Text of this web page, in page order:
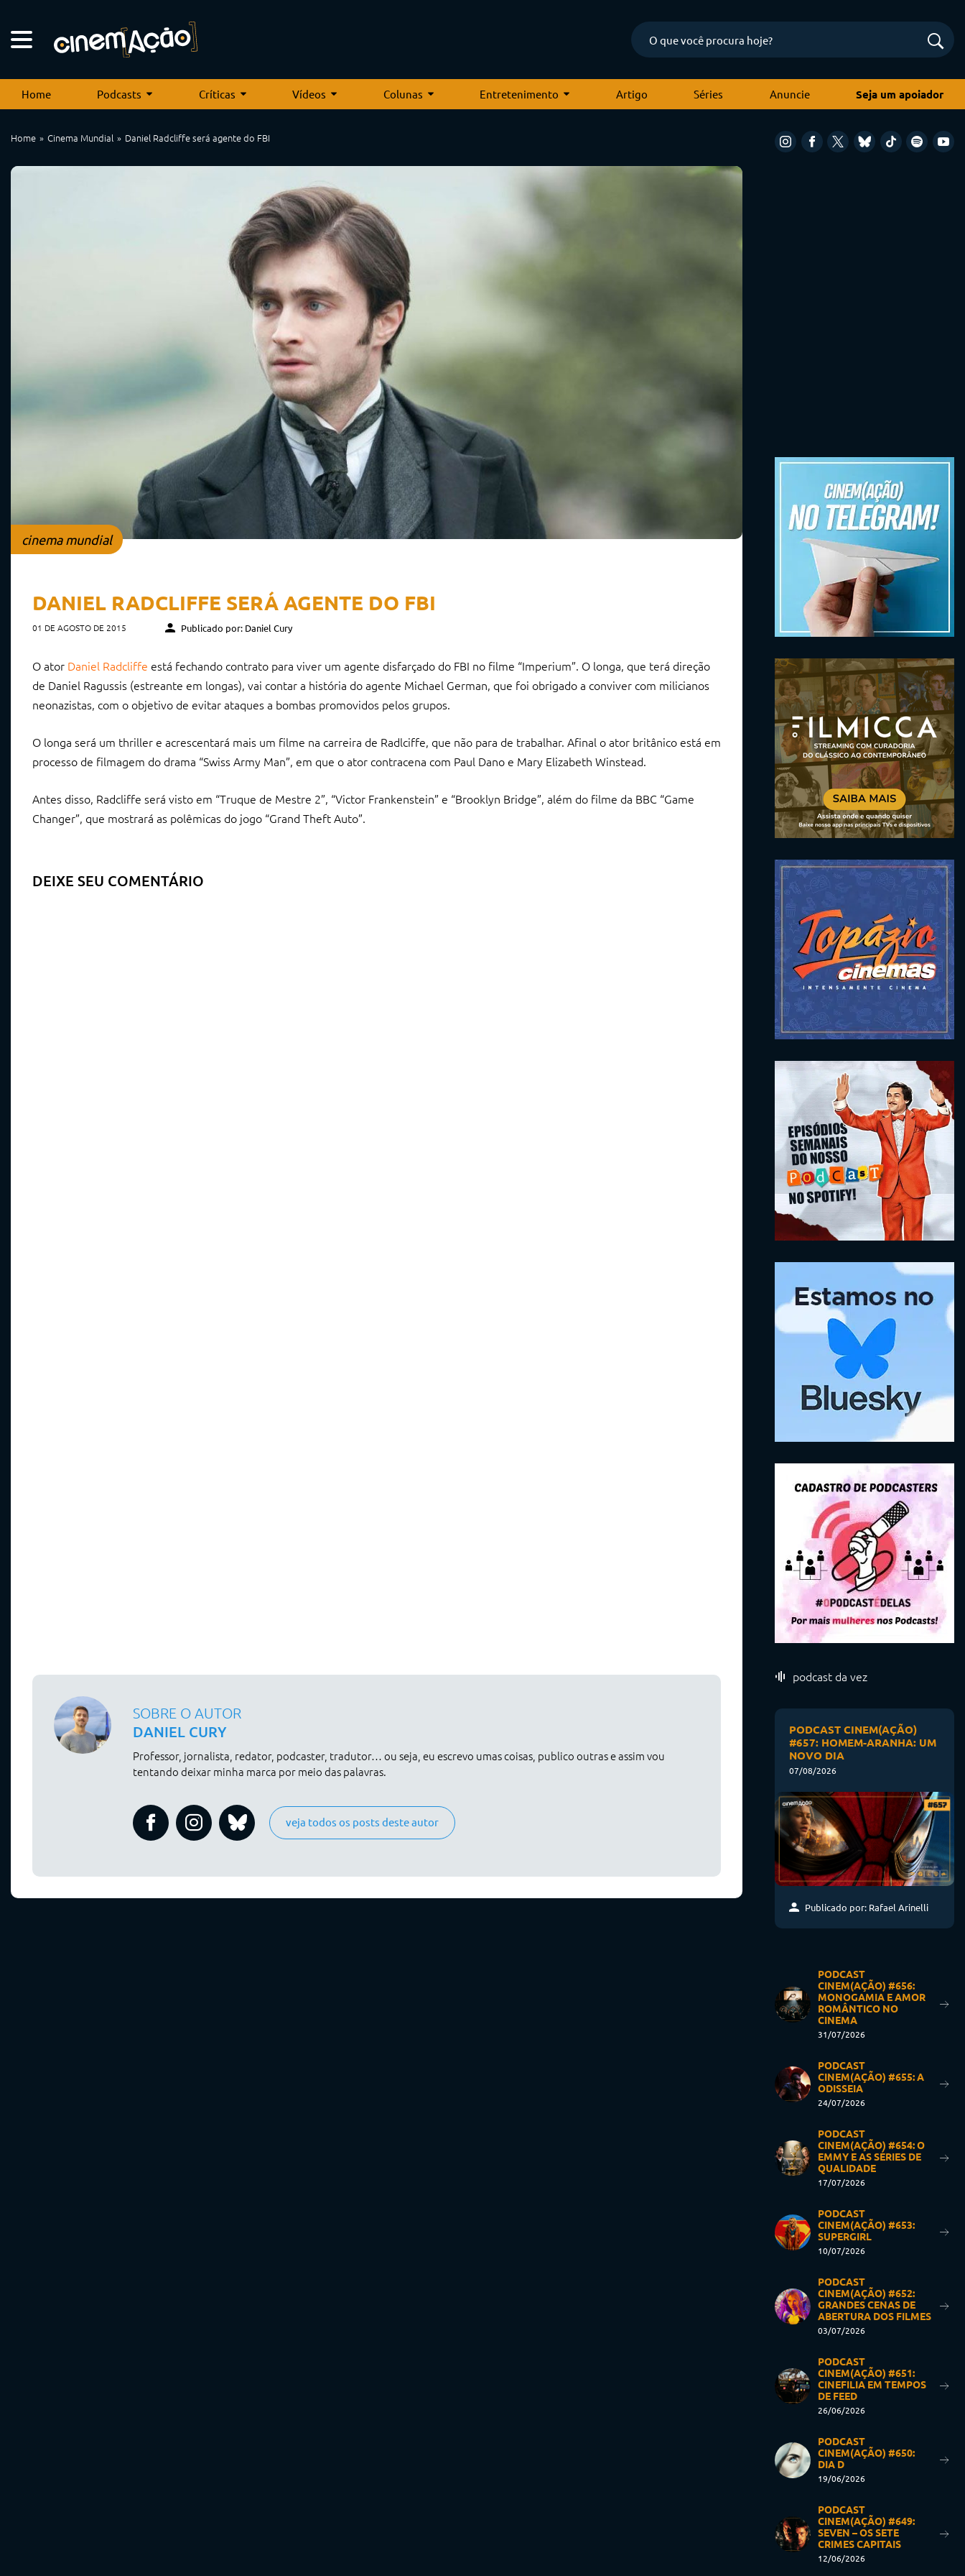
Home Podcasts Críticas Vídeos Colunas Entretenimento Artigo Séries Anuncie Seja um apoiador
Home Cinema Mundial Daniel Radcliffe será agente do FBI
cinema mundial
DANIEL RADCLIFFE SERÁ AGENTE DO FBI
01 DE AGOSTO DE 2015 Publicado por: Daniel Cury
O ator Daniel Radcliffe está fechando contrato para viver um agente disfarçado do FBI no filme “Imperium”. O longa, que terá direção
de Daniel Ragussis (estreante em longas), vai contar a história do agente Michael German, que foi obrigado a conviver com milicianos
neonazistas, com o objetivo de evitar ataques a bombas promovidos pelos grupos.
O longa será um thriller e acrescentará mais um filme na carreira de Radlciffe, que não para de trabalhar. Afinal o ator britânico está em
processo de filmagem do drama “Swiss Army Man”, em que o ator contracena com Paul Dano e Mary Elizabeth Winstead.
Antes disso, Radcliffe será visto em “Truque de Mestre 2”, “Victor Frankenstein” e “Brooklyn Bridge”, além do filme da BBC “Game
Changer”, que mostrará as polêmicas do jogo “Grand Theft Auto”.
DEIXE SEU COMENTÁRIO
SOBRE O AUTOR
DANIEL CURY
Professor, jornalista, redator, podcaster, tradutor… ou seja, eu escrevo umas coisas, publico outras e assim vou
tentando deixar minha marca por meio das palavras.
veja todos os posts deste autor
podcast da vez
PODCAST CINEM(AÇÃO)
#657: HOMEM-ARANHA: UM
NOVO DIA
07/08/2026
Publicado por: Rafael Arinelli
PODCAST
CINEM(AÇÃO) #656:
MONOGAMIA E AMOR
ROMÂNTICO NO
CINEMA
31/07/2026
PODCAST
CINEM(AÇÃO) #655: A
ODISSEIA
24/07/2026
PODCAST
CINEM(AÇÃO) #654: O
EMMY E AS SÉRIES DE
QUALIDADE
17/07/2026
PODCAST
CINEM(AÇÃO) #653:
SUPERGIRL
10/07/2026
PODCAST
CINEM(AÇÃO) #652:
GRANDES CENAS DE
ABERTURA DOS FILMES
03/07/2026
PODCAST
CINEM(AÇÃO) #651:
CINEFILIA EM TEMPOS
DE FEED
26/06/2026
PODCAST
CINEM(AÇÃO) #650:
DIA D
19/06/2026
PODCAST
CINEM(AÇÃO) #649:
SEVEN – OS SETE
CRIMES CAPITAIS
12/06/2026